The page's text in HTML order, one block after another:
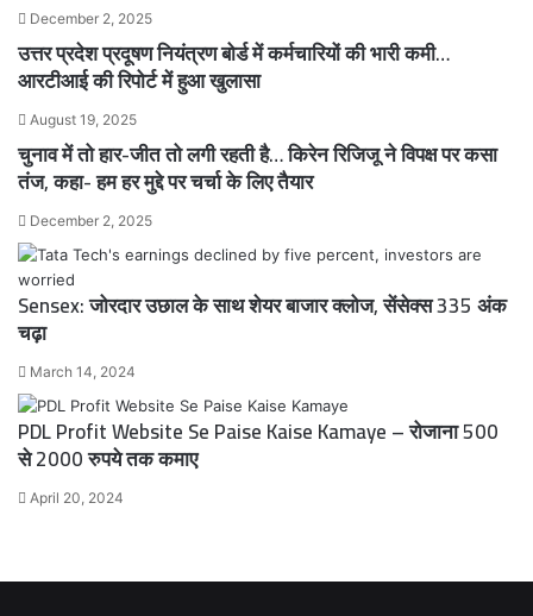
December 2, 2025
उत्तर प्रदेश प्रदूषण नियंत्रण बोर्ड में कर्मचारियों की भारी कमी…
आरटीआई की रिपोर्ट में हुआ खुलासा
August 19, 2025
चुनाव में तो हार-जीत तो लगी रहती है… किरेन रिजिजू ने विपक्ष पर कसा
तंज, कहा- हम हर मुद्दे पर चर्चा के लिए तैयार
December 2, 2025
Sensex: जोरदार उछाल के साथ शेयर बाजार क्लोज, सेंसेक्स 335 अंक
चढ़ा
March 14, 2024
PDL Profit Website Se Paise Kaise Kamaye – रोजाना 500
से 2000 रुपये तक कमाए
April 20, 2024